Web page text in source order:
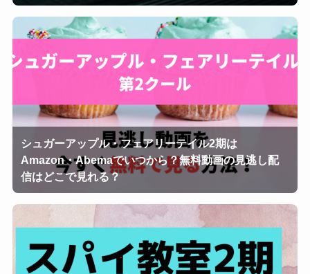
シュガーアップル・フェアリーテイル2期は
Amazon・Abemaでいつから？無料動画の見逃し配
信はどこで見れる？